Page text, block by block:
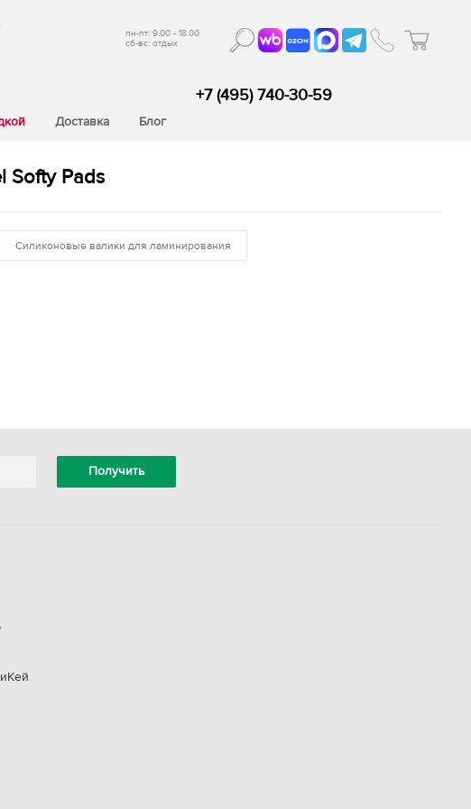
пн-пт: 9.00 - 18.00
сб-вс: отдых
Доставка Блог
+7 (495) 740-30-59
Softy Pads
Силиконовые валики для ламинирования